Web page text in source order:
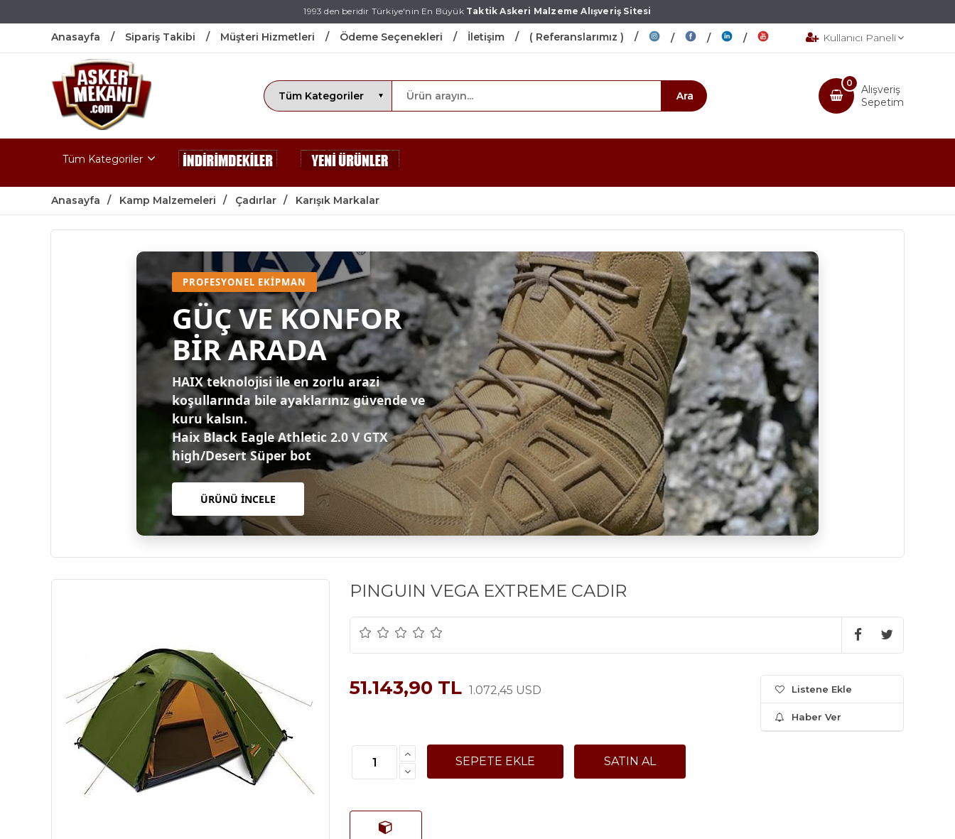
1993 den beridir Türkiye'nin En BüyükTaktik Askeri Malzeme Alışveriş Sitesi
Anasayfa Sipariş Takibi Müşteri Hizmetleri Ödeme Seçenekleri İletişim ( Referanslarımız ) Kullanıcı Paneli
Alışveriş
Sepetim
0
Tüm Kategoriler
Anasayfa Kamp Malzemeleri Çadırlar Karışık Markalar
PROFESYONEL EKIPMAN
GÜÇ VE KONFOR
BİR ARADA
HAIX teknolojisi ile en zorlu arazi
koşullarında bile ayaklarınız güvende ve
kuru kalsın.
Haix Black Eagle Athletic 2.0 V GTX
high/Desert Süper bot
ÜRÜNÜ İNCELE
PINGUIN VEGA EXTREME CADIR
51.143,90 TL 1.072,45 USD Listene Ekle
Haber Ver